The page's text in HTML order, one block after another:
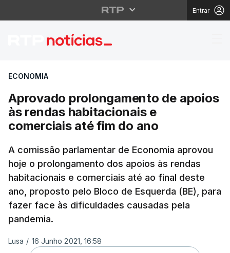
Entrar
Aprovado
ECONOMIA
Aprovado prolongamento de apoios
às rendas habitacionais e
comerciais até fim do ano
A comissão parlamentar de Economia aprovou
hoje o prolongamento dos apoios às rendas
habitacionais e comerciais até ao final deste
ano, proposto pelo Bloco de Esquerda (BE), para
fazer face às dificuldades causadas pela
pandemia.
Lusa / 16 Junho 2021, 16:58